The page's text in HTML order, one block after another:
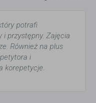
potrafi
i przystępny. Zajęcia
Również na plus
i
korepetycje.